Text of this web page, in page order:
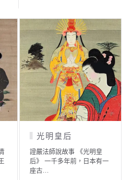
光明皇后
證嚴法師說故事 《光明皇
后》 一千多年前，日本有一
座古…